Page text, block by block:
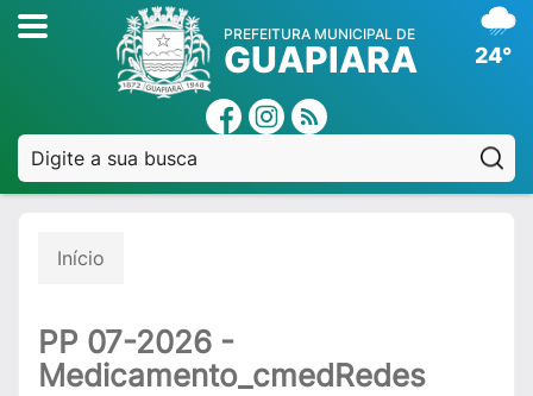
PREFEITURA MUNICIPAL DE
GUAPIARA 24°
Início
PP 07-2026 -
Medicamento_cmedRedes